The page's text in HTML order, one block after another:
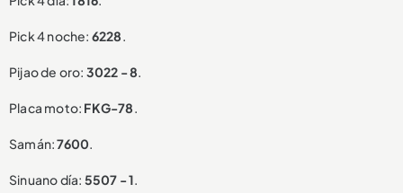
Pick 4 noche: 6228.
Pijao de oro: 3022 - 8.
Placa moto: FKG-78.
Samán:7600.
Sinuano día: 5507 - 1.